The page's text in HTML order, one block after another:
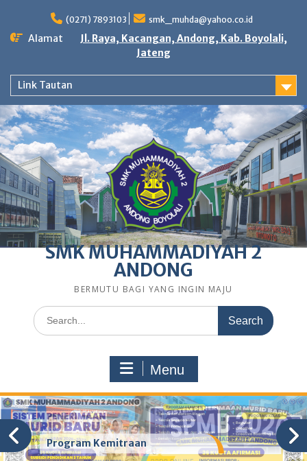
content
(0271) 7893103 smk_muhda@yahoo.co.id
Alamat
Jl. Raya, Kacangan, Andong, Kab. Boyolali,
Jateng
Link Tautan
SMK MUHAMMADIYAH 2
ANDONG
BERMUTU BAGI YANG INGIN MAJU
Search
for:
Menu
Program Kemitraan